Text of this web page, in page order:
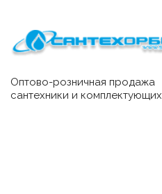
Оптово-розничная продажа
сантехники и комплектующих